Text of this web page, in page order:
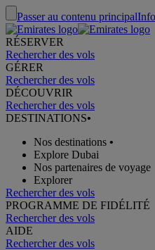
Passer au contenu principal
RÉSERVER
Rechercher des vols
GÉRER
Rechercher des vols
DÉCOUVRIR
Rechercher des vols
DESTINATIONS•
Nos destinations •
Explore Dubai
Nos partenaires de voyage
Explorer
Rechercher des vols
PROGRAMME DE FIDÉLITÉ
Rechercher des vols
AIDE
Rechercher des vols